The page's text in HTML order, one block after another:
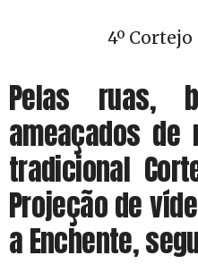
4º
Pelas ruas,
ameaçados
tradicional
Projeção de
a Enchente,